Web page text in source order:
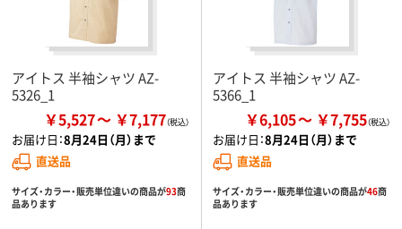
アイトス 半袖シャツ AZ-
5326_1
￥5,527 ￥7,177
お届け日：8月24日（月）まで
直送品
サイズ・カラー・販売単位違いの商品が93商
品あります
アイトス 半袖シャツ AZ-
5366_1
￥6,105 ￥7,755
お届け日：8月24日（月）まで
直送品
サイズ・カラー・販売単位違いの商品が46商
品あります